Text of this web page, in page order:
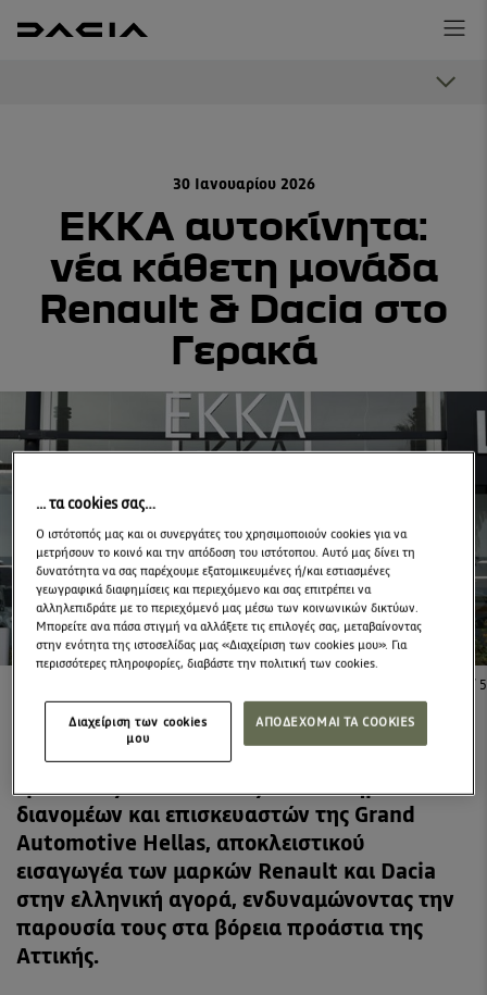
30 Ιανουαρίου 2026
ΕΚΚΑ αυτοκίνητα:
νέα κάθετη μονάδα
Renault & Dacia στο
Γερακά
/ 5
Η εταιρεία «ΕΚΚΑ ΑΥΤΟΚΙΝΗΤΑ»
εμπλουτίζει το δίκτυο εξουσιοδοτημένων
διανομέων και επισκευαστών της Grand
Automotive Hellas, αποκλειστικού
εισαγωγέα των μαρκών Renault και Dacia
στην ελληνική αγορά, ενδυναμώνοντας την
παρουσία τους στα βόρεια προάστια της
Αττικής.
... τα cookies σας…
Ο ιστότοπός μας και οι συνεργάτες του χρησιμοποιούν cookies για να
μετρήσουν το κοινό και την απόδοση του ιστότοπου. Αυτό μας δίνει τη
δυνατότητα να σας παρέχουμε εξατομικευμένες ή/και εστιασμένες
γεωγραφικά διαφημίσεις και περιεχόμενο και σας επιτρέπει να
αλληλεπιδράτε με το περιεχόμενό μας μέσω των κοινωνικών δικτύων.
Μπορείτε ανα πάσα στιγμή να αλλάξετε τις επιλογές σας, μεταβαίνοντας
στην ενότητα της ιστοσελίδας μας «Διαχείριση των cookies μου». Για
περισσότερες πληροφορίες, διαβάστε την πολιτική των cookies.
ΑΠΟΔΕΧΟΜΑΙ ΤΑ COOKIES
Διαχείριση των cookies
μου